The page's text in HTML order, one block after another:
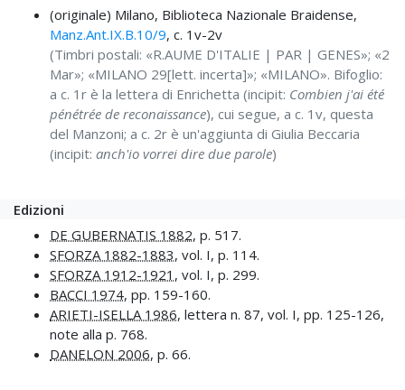
(originale) Milano, Biblioteca Nazionale Braidense,
Manz.Ant.IX.B.10/9, c. 1v-2v
(Timbri postali: «R.AUME D'ITALIE | PAR | GENES»; «2
Mar»; «MILANO 29[lett. incerta]»; «MILANO». Bifoglio:
a c. 1r è la lettera di Enrichetta (incipit: Combien j'ai été
pénétrée de reconaissance), cui segue, a c. 1v, questa
del Manzoni; a c. 2r è un'aggiunta di Giulia Beccaria
(incipit: anch'io vorrei dire due parole)
Edizioni
DE GUBERNATIS 1882, p. 517.
SFORZA 1882-1883, vol. I, p. 114.
SFORZA 1912-1921 , vol. I, p. 299.
BACCI 1974, pp. 159-160.
ARIETI-ISELLA 1986, lettera n. 87, vol. I, pp. 125-126,
note alla p. 768.
DANELON 2006, p. 66.